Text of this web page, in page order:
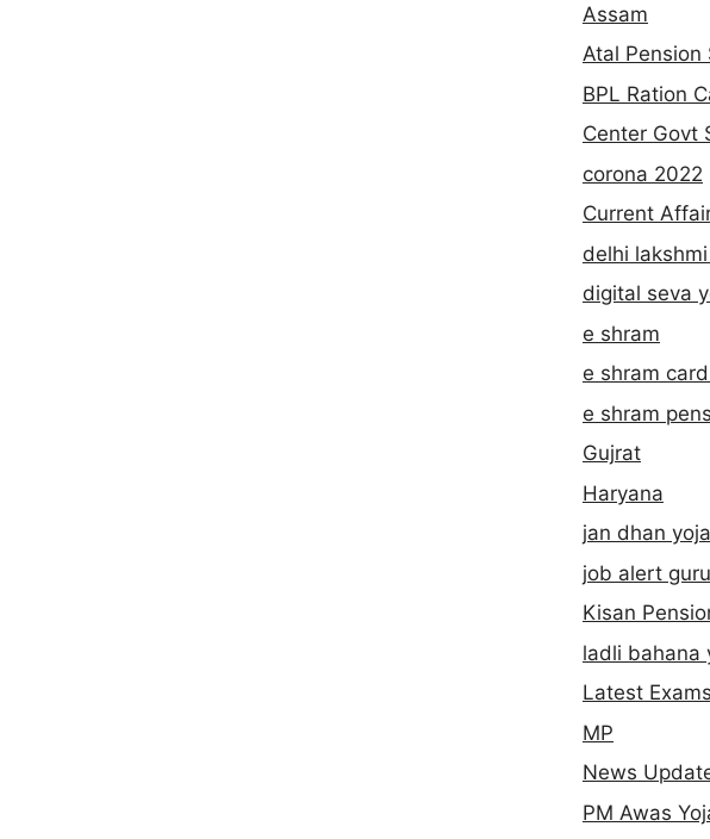
Assam
Atal Pension
BPL Ration
Center Govt
corona 2022
Current
delhi
digital seva
e shram
e shram
e shram
Gujrat
Haryana
jan dhan
job alert guru
Kisan
ladli bahana
Latest Exams
MP
News
PM Awas